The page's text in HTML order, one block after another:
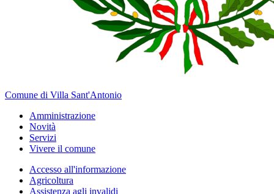
Comune di Villa Sant'Antonio
Amministrazione
Novità
Servizi
Vivere il comune
Accesso all'informazione
Agricoltura
Assistenza agli invalidi